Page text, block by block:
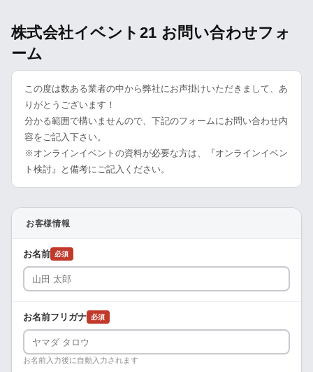
株式会社イベント21 お問い合わせフォ
ーム
この度は数ある業者の中から弊社にお声掛けいただきまして、あ
りがとうございます！
分かる範囲で構いませんので、下記のフォームにお問い合わせ内
容をご記入下さい。
※オンラインイベントの資料が必要な方は、『オンラインイベン
ト検討』と備考にご記入ください。
お客様情報
お名前 必須
お名前フリガナ 必須
お名前入力後に自動入力されます